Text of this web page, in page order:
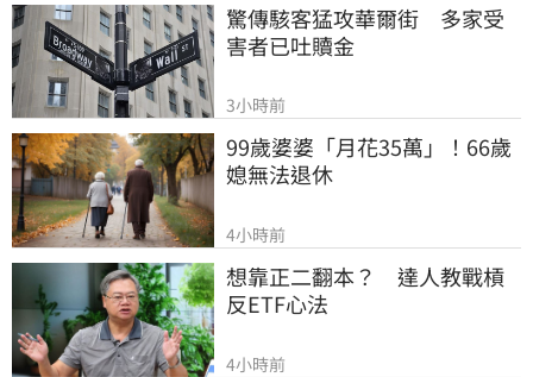
驚傳駭客猛攻華爾街　多家受
害者已吐贖金
3小時前
99歲婆婆「月花35萬」！66歲
媳無法退休
4小時前
想靠正二翻本？　達人教戰槓
反ETF心法
4小時前